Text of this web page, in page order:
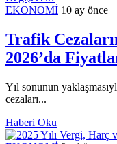
EKONOMİ 10 ay önce
Trafik
2026’da
Yıl sonunun
cezaları...
Haberi Oku